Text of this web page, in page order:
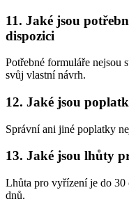
11. Jaké jsou
dispozici
Potřebné formuláře nejsou
svůj vlastní návrh.
12. Jaké jsou
Správní ani jiné poplatky
13. Jaké jsou lhůty
Lhůta pro vyřízení je do
dnů.